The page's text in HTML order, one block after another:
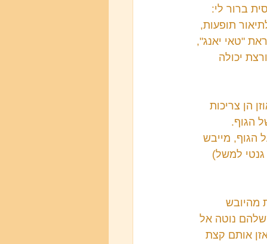
ברור לי:
תופעות,
"טאי יאנג",
יכולה
הן צריכות
הגוף.
הגוף, מייבש
גנטי למשל)
מהיובש
שלהם נוטה אל
אותם קצת